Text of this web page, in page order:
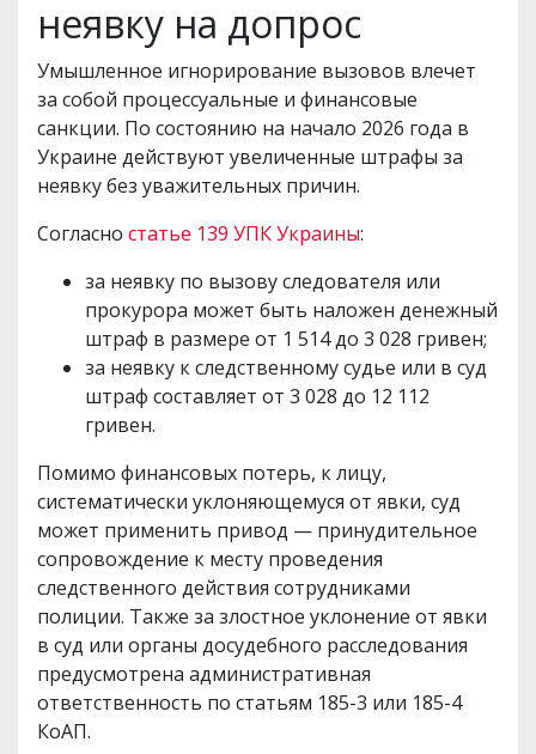
неявку на допрос
Умышленное игнорирование вызовов влечет
за собой процессуальные и финансовые
санкции. По состоянию на начало 2026 года в
Украине действуют увеличенные штрафы за
неявку без уважительных причин.
Согласно статье 139 УПК Украины:
за неявку по вызову следователя или
прокурора может быть наложен денежный
штраф в размере от 1 514 до 3 028 гривен;
за неявку к следственному судье или в суд
штраф составляет от 3 028 до 12 112
гривен.
Помимо финансовых потерь, к лицу,
систематически уклоняющемуся от явки, суд
может применить привод — принудительное
сопровождение к месту проведения
следственного действия сотрудниками
полиции. Также за злостное уклонение от явки
в суд или органы досудебного расследования
предусмотрена административная
ответственность по статьям 185-3 или 185-4
КоАП.